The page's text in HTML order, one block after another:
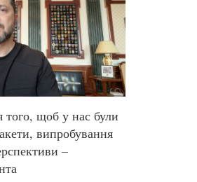
того, щоб у нас були
випробування
–